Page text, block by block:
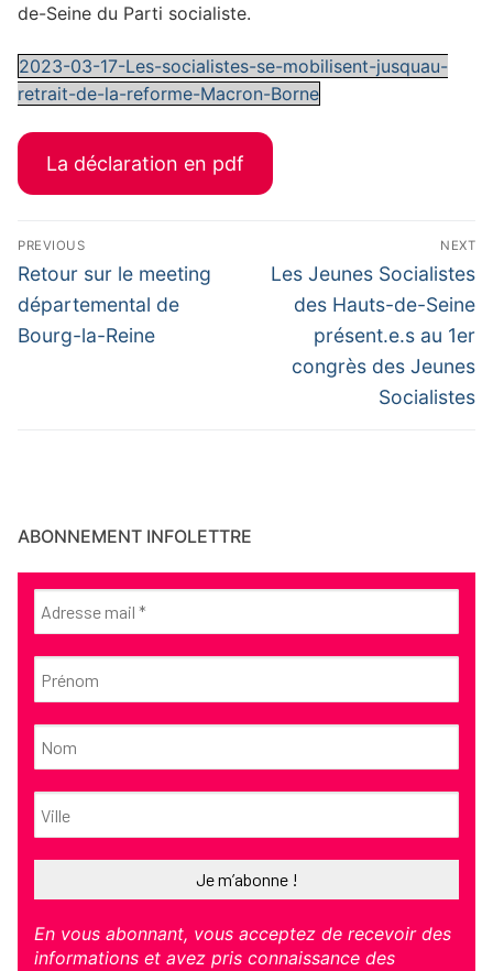
de-Seine du Parti socialiste.
2023-03-17-Les-socialistes-se-mobilisent-jusquau-
retrait-de-la-reforme-Macron-Borne
La déclaration en pdf
Navigation
de
l’article
PREVIOUS
Previous
post:
Retour sur le meeting
départemental de
Bourg-la-Reine
NEXT
Next
post:
Les Jeunes Socialistes
des Hauts-de-Seine
présent.e.s au 1er
congrès des Jeunes
Socialistes
ABONNEMENT INFOLETTRE
En vous abonnant, vous acceptez de recevoir des
informations et avez pris connaissance des